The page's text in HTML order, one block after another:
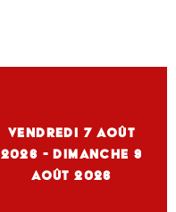
vendredi 7Août
2026 - dimanche 9
Août 2026